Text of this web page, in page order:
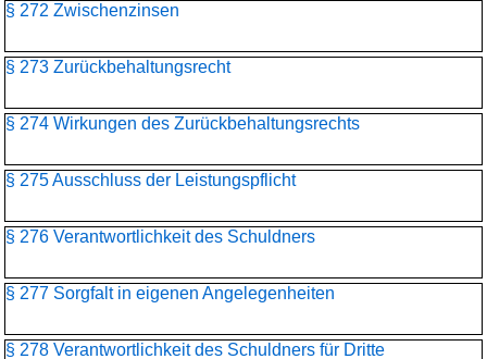
§ 272 Zwischenzinsen
§ 273 Zurückbehaltungsrecht
§ 274 Wirkungen des Zurückbehaltungsrechts
§ 275 Ausschluss der Leistungspflicht
§ 276 Verantwortlichkeit des Schuldners
§ 277 Sorgfalt in eigenen Angelegenheiten
§ 278 Verantwortlichkeit des Schuldners für Dritte